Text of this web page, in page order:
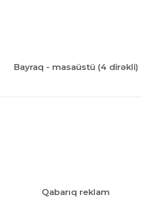
Bayraq - masaüstü (4 dirəkli)
Qabarıq reklam